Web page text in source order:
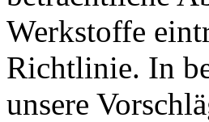
Werkstoffe
Richtlinie. In
unsere